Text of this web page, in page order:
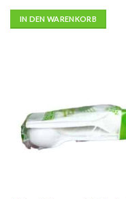
IN DEN WARENKORB